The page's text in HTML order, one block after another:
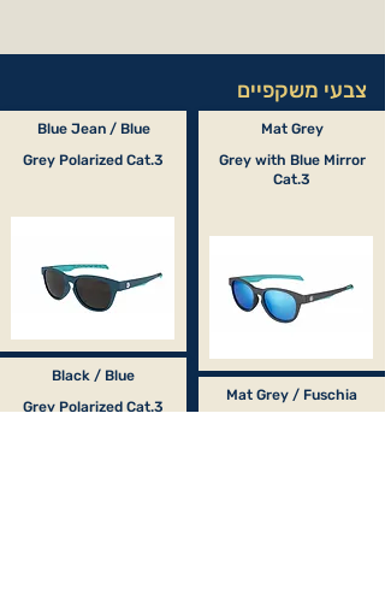
צבעי משקפיים
Blue Jean / Blue
Grey Polarized Cat.3
Black / Blue
Grey Polarized Cat.3
Mat Grey
Grey with Blue Mirror
Cat.3
Mat Grey / Fuschia